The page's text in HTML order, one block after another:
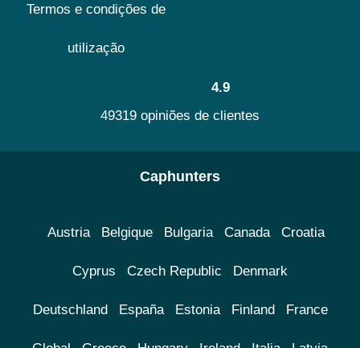
Termos e condições de
utilização
4.9
49319 opiniões de clientes
Caphunters
Austria Belgique Bulgaria Canada Croatia
Cyprus Czech Republic Denmark
Deutschland España Estonia Finland France